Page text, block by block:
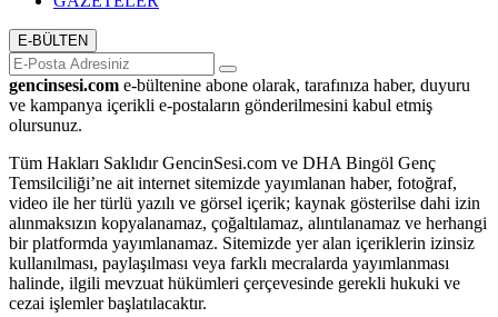
E-BÜLTEN
gencinsesi.com e-bültenine abone olarak, tarafınıza haber, duyuru
ve kampanya içerikli e-postaların gönderilmesini kabul etmiş
olursunuz.
Tüm Hakları Saklıdır GencinSesi.com ve DHA Bingöl Genç
Temsilciliği’ne ait internet sitemizde yayımlanan haber, fotoğraf,
video ile her türlü yazılı ve görsel içerik; kaynak gösterilse dahi izin
alınmaksızın kopyalanamaz, çoğaltılamaz, alıntılanamaz ve herhangi
bir platformda yayımlanamaz. Sitemizde yer alan içeriklerin izinsiz
kullanılması, paylaşılması veya farklı mecralarda yayımlanması
halinde, ilgili mevzuat hükümleri çerçevesinde gerekli hukuki ve
cezai işlemler başlatılacaktır.